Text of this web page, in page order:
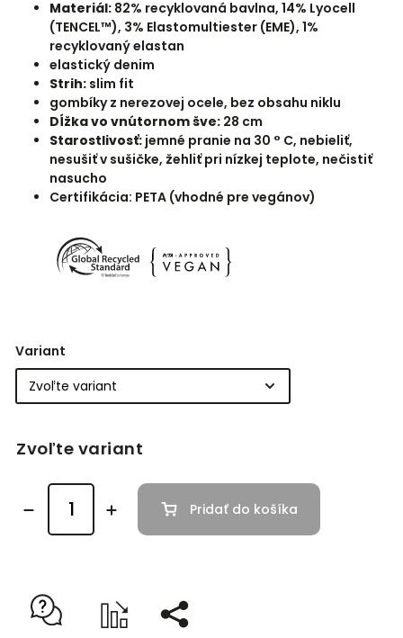
Materiál: 82% recyklovaná bavlna, 14% Lyocell
(TENCEL™), 3% Elastomultiester (EME), 1%
recyklovaný elastan
elastický denim
Strih: slim fit
gombíky z nerezovej ocele, bez obsahu niklu
Dĺžka vo vnútornom šve: 28 cm
Starostlivosť: jemné pranie na 30 ° C, nebieliť,
nesušiť v sušičke, žehliť pri nízkej teplote, nečistiť
nasucho
Certifikácia: PETA (vhodné pre vegánov)
Variant
Zvoľte variant
Pridať do košíka